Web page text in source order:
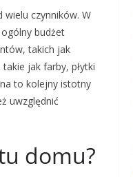
czynników. W
budżet
takich jak
jak farby, płytki
to kolejny istotny
uwzględnić
domu?